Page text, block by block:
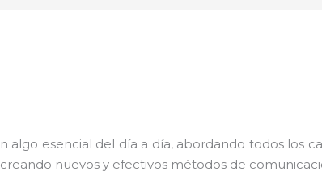
esencial del día a día, abordando todos los
nuevos y efectivos métodos de